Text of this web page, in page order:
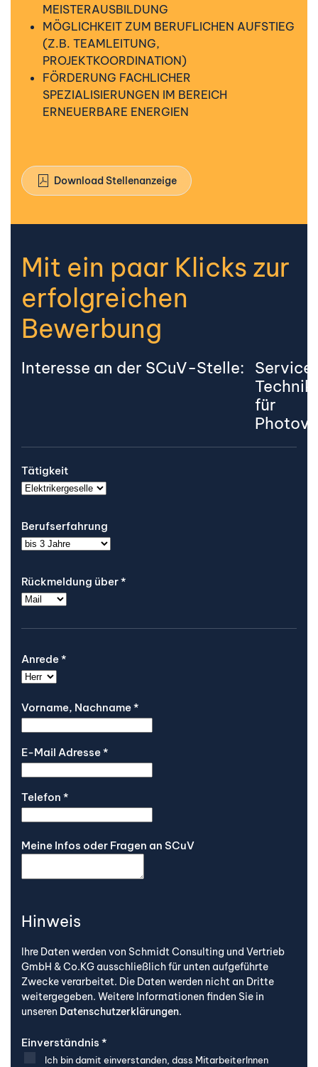
MEISTERAUSBILDUNG
MÖGLICHKEIT ZUM BERUFLICHEN AUFSTIEG
(Z.B. TEAMLEITUNG,
PROJEKTKOORDINATION)
FÖRDERUNG FACHLICHER
SPEZIALISIERUNGEN IM BEREICH
ERNEUERBARE ENERGIEN
Download Stellenanzeige
Mit ein paar Klicks zur
erfolgreichen
Bewerbung
Interesse an der SCuV-Stelle:
für
Tätigkeit
Berufserfahrung
Rückmeldung über*
Anrede*
Vorname, Nachname*
E-Mail Adresse*
Telefon *
Meine Infos oder Fragen an SCuV
Hinweis
Ihre Daten werden von Schmidt Consulting und Vertrieb
GmbH & Co.KG ausschließlich für unten aufgeführte
Zwecke verarbeitet. Die Daten werden nicht an Dritte
weitergegeben. Weitere Informationen finden Sie in
unseren Datenschutzerklärungen.
Einverständnis *
Ich bin damit einverstanden, dass MitarbeiterInnen